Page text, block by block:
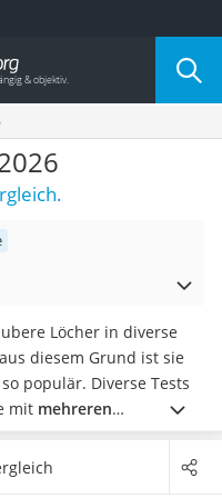
Löcher in diverse
diesem Grund ist sie
populär. Diverse Tests
mit mehreren
praktisch sind,
große Löcher zu